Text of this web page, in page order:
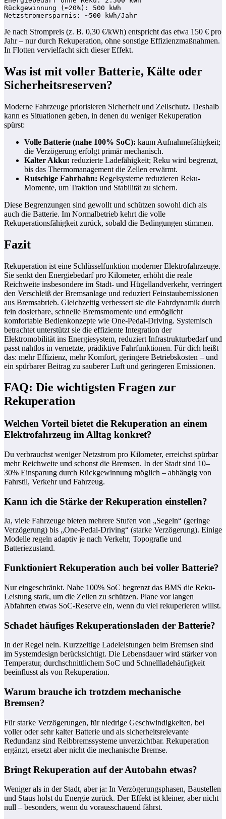
Rückgewinnung (≈20%): 500 kWh
Je nach Strompreis (z. B. 0,30 €/kWh) entspricht das etwa 150 € pro
Jahr – nur durch Rekuperation, ohne sonstige Effizienzmaßnahmen.
In Flotten vervielfacht sich dieser Effekt.
Was ist mit voller Batterie, Kälte oder
Sicherheitsreserven?
Moderne Fahrzeuge priorisieren Sicherheit und Zellschutz. Deshalb
kann es Situationen geben, in denen du weniger Rekuperation
spürst:
Volle Batterie (nahe 100% SoC): kaum Aufnahmefähigkeit;
die Verzögerung erfolgt primär mechanisch.
Kalter Akku: reduzierte Ladefähigkeit; Reku wird begrenzt,
bis das Thermomanagement die Zellen erwärmt.
Rutschige Fahrbahn: Regelsysteme reduzieren Reku-
Momente, um Traktion und Stabilität zu sichern.
Diese Begrenzungen sind gewollt und schützen sowohl dich als
auch die Batterie. Im Normalbetrieb kehrt die volle
Rekuperationsfähigkeit zurück, sobald die Bedingungen stimmen.
Fazit
Rekuperation ist eine Schlüsselfunktion moderner Elektrofahrzeuge.
Sie senkt den Energiebedarf pro Kilometer, erhöht die reale
Reichweite insbesondere im Stadt- und Hügellandverkehr, verringert
den Verschleiß der Bremsanlage und reduziert Feinstaubemissionen
aus Bremsabrieb. Gleichzeitig verbessert sie die Fahrdynamik durch
fein dosierbare, schnelle Bremsmomente und ermöglicht
komfortable Bedienkonzepte wie One-Pedal-Driving. Systemisch
betrachtet unterstützt sie die effiziente Integration der
Elektromobilität ins Energiesystem, reduziert Infrastrukturbedarf und
passt nahtlos in vernetzte, prädiktive Fahrfunktionen. Für dich heißt
das: mehr Effizienz, mehr Komfort, geringere Betriebskosten – und
ein spürbarer Beitrag zu sauberer Luft und geringeren Emissionen.
FAQ: Die wichtigsten Fragen zur
Rekuperation
Welchen Vorteil bietet die Rekuperation an einem
Elektrofahrzeug im Alltag konkret?
Du verbrauchst weniger Netzstrom pro Kilometer, erreichst spürbar
mehr Reichweite und schonst die Bremsen. In der Stadt sind 10–
30% Einsparung durch Rückgewinnung möglich – abhängig von
Fahrstil, Verkehr und Fahrzeug.
Kann ich die Stärke der Rekuperation einstellen?
Ja, viele Fahrzeuge bieten mehrere Stufen von „Segeln“ (geringe
Verzögerung) bis „One-Pedal-Driving“ (starke Verzögerung). Einige
Modelle regeln adaptiv je nach Verkehr, Topografie und
Batteriezustand.
Funktioniert Rekuperation auch bei voller Batterie?
Nur eingeschränkt. Nahe 100% SoC begrenzt das BMS die Reku-
Leistung stark, um die Zellen zu schützen. Plane vor langen
Abfahrten etwas SoC-Reserve ein, wenn du viel rekuperieren willst.
Schadet häufiges Rekuperationsladen der Batterie?
In der Regel nein. Kurzzeitige Ladeleistungen beim Bremsen sind
im Systemdesign berücksichtigt. Die Lebensdauer wird stärker von
Temperatur, durchschnittlichem SoC und Schnellladehäufigkeit
beeinflusst als von Rekuperation.
Warum brauche ich trotzdem mechanische
Bremsen?
Für starke Verzögerungen, für niedrige Geschwindigkeiten, bei
voller oder sehr kalter Batterie und als sicherheitsrelevante
Redundanz sind Reibbremssysteme unverzichtbar. Rekuperation
ergänzt, ersetzt aber nicht die mechanische Bremse.
Bringt Rekuperation auf der Autobahn etwas?
Weniger als in der Stadt, aber ja: In Verzögerungsphasen, Baustellen
und Staus holst du Energie zurück. Der Effekt ist kleiner, aber nicht
null – besonders, wenn du vorausschauend fährst.